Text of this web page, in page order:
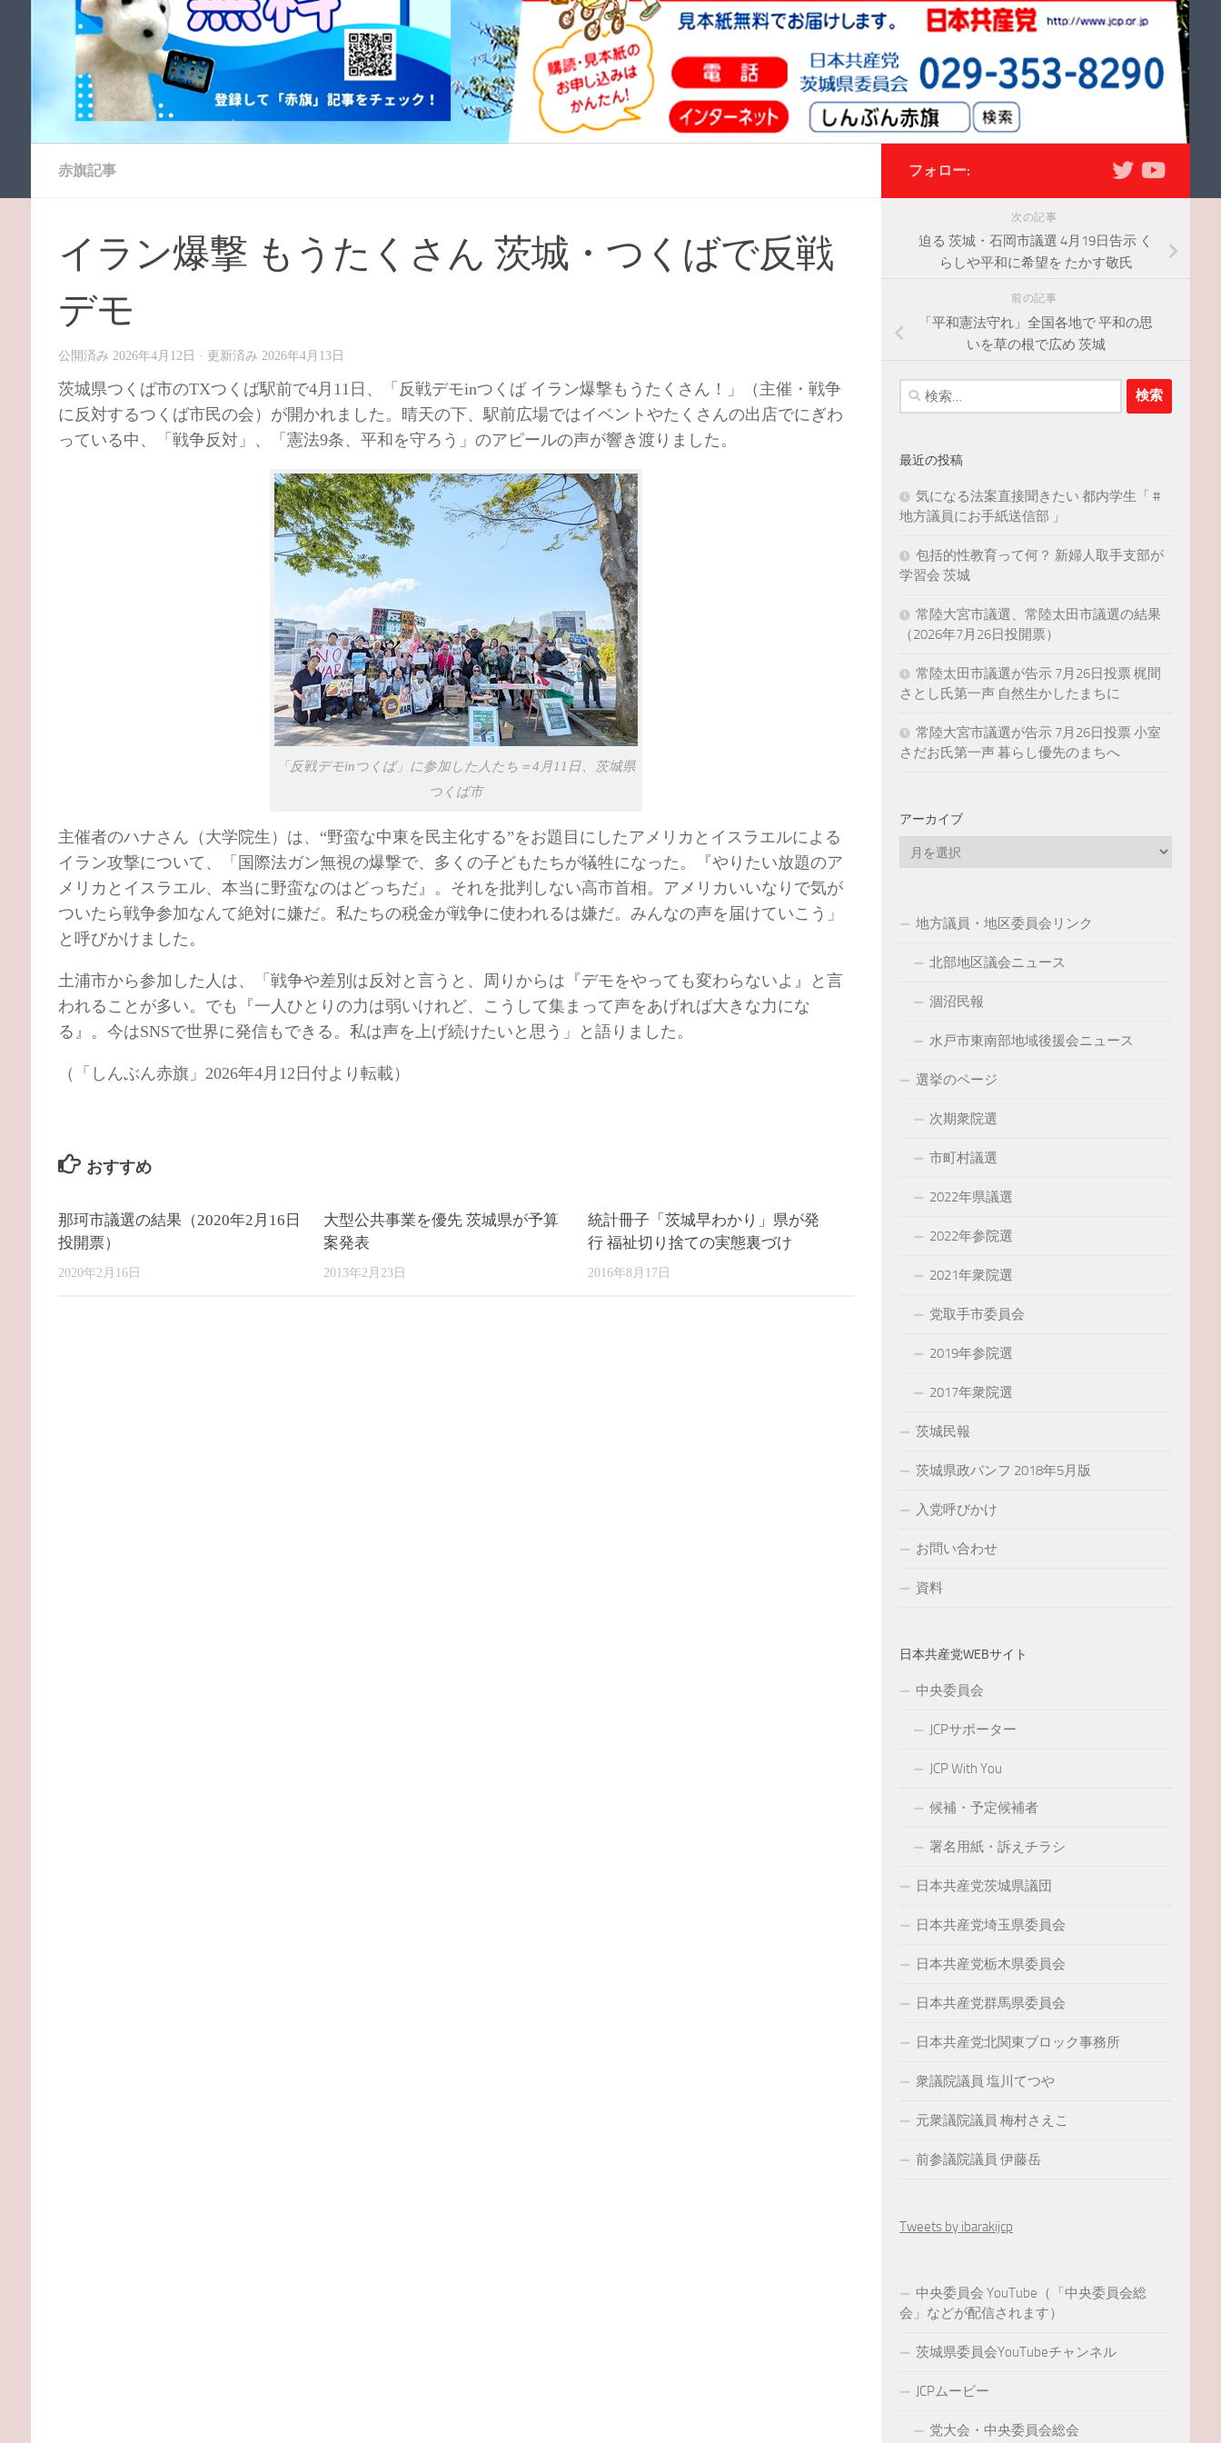
赤旗記事
イラン爆撃 もうたくさん 茨城・つくばで反戦
デモ
公開済み 2026年4月12日 · 更新済み 2026年4月13日
茨城県つくば市のTXつくば駅前で4月11日、「反戦デモinつくば イラン爆撃もうたくさん！」（主催・戦争
に反対するつくば市民の会）が開かれました。晴天の下、駅前広場ではイベントやたくさんの出店でにぎわ
っている中、「戦争反対」、「憲法9条、平和を守ろう」のアピールの声が響き渡りました。
「反戦デモinつくば」に参加した人たち＝4月11日、茨城県
つくば市
主催者のハナさん（大学院生）は、“野蛮な中東を民主化する”をお題目にしたアメリカとイスラエルによる
イラン攻撃について、「国際法ガン無視の爆撃で、多くの子どもたちが犠牲になった。『やりたい放題のア
メリカとイスラエル、本当に野蛮なのはどっちだ』。それを批判しない高市首相。アメリカいいなりで気が
ついたら戦争参加なんて絶対に嫌だ。私たちの税金が戦争に使われるは嫌だ。みんなの声を届けていこう」
と呼びかけました。
土浦市から参加した人は、「戦争や差別は反対と言うと、周りからは『デモをやっても変わらないよ』と言
われることが多い。でも『一人ひとりの力は弱いけれど、こうして集まって声をあげれば大きな力にな
る』。今はSNSで世界に発信もできる。私は声を上げ続けたいと思う」と語りました。
（「しんぶん赤旗」2026年4月12日付より転載）
おすすめ
那珂市議選の結果（2020年2月16日
投開票）
2020年2月16日
大型公共事業を優先 茨城県が予算
案発表
2013年2月23日
統計冊子「茨城早わかり」県が発
行 福祉切り捨ての実態裏づけ
2016年8月17日
フォロー:
次の記事
迫る 茨城・石岡市議選 4月19日告示 く
らしや平和に希望を たかす敬氏
前の記事
「平和憲法守れ」全国各地で 平和の思
いを草の根で広め 茨城
検
索:
最近の投稿
気になる法案直接聞きたい 都内学生「 #
地方議員にお手紙送信部 」
包括的性教育って何？ 新婦人取手支部が
学習会 茨城
常陸大宮市議選、常陸太田市議選の結果
（2026年7月26日投開票）
常陸太田市議選が告示 7月26日投票 梶間
さとし氏第一声 自然生かしたまちに
常陸大宮市議選が告示 7月26日投票 小室
さだお氏第一声 暮らし優先のまちへ
アーカイブ
地方議員・地区委員会リンク
北部地区議会ニュース
涸沼民報
水戸市東南部地域後援会ニュース
選挙のページ
次期衆院選
市町村議選
2022年県議選
2022年参院選
2021年衆院選
党取手市委員会
2019年参院選
2017年衆院選
茨城民報
茨城県政パンフ 2018年5月版
入党呼びかけ
お問い合わせ
資料
日本共産党WEBサイト
中央委員会
JCPサポーター
JCP With You
候補・予定候補者
署名用紙・訴えチラシ
日本共産党茨城県議団
日本共産党埼玉県委員会
日本共産党栃木県委員会
日本共産党群馬県委員会
日本共産党北関東ブロック事務所
衆議院議員 塩川てつや
元衆議院議員 梅村さえこ
前参議院議員 伊藤岳
Tweets by ibarakijcp
中央委員会 YouTube（「中央委員会総
会」などが配信されます）
茨城県委員会YouTubeチャンネル
JCPムービー
党大会・中央委員会総会